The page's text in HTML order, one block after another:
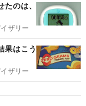
のは、
ザリー
果はこう
ザリー